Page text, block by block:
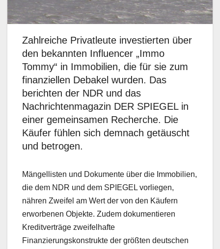
Zahlreiche Privatleute investierten über
den bekannten Influencer „Immo
Tommy“ in Immobilien, die für sie zum
finanziellen Debakel wurden. Das
berichten der NDR und das
Nachrichtenmagazin DER SPIEGEL in
einer gemeinsamen Recherche. Die
Käufer fühlen sich demnach getäuscht
und betrogen.
Mängellisten und Dokumente über die Immobilien,
die dem NDR und dem SPIEGEL vorliegen,
nähren Zweifel am Wert der von den Käufern
erworbenen Objekte. Zudem dokumentieren
Kreditverträge zweifelhafte
Finanzierungskonstrukte der größten deutschen